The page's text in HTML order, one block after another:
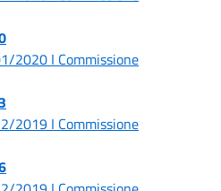
2020 I Commissione
2019 I Commissione